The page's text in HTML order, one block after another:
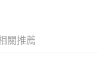
關推薦